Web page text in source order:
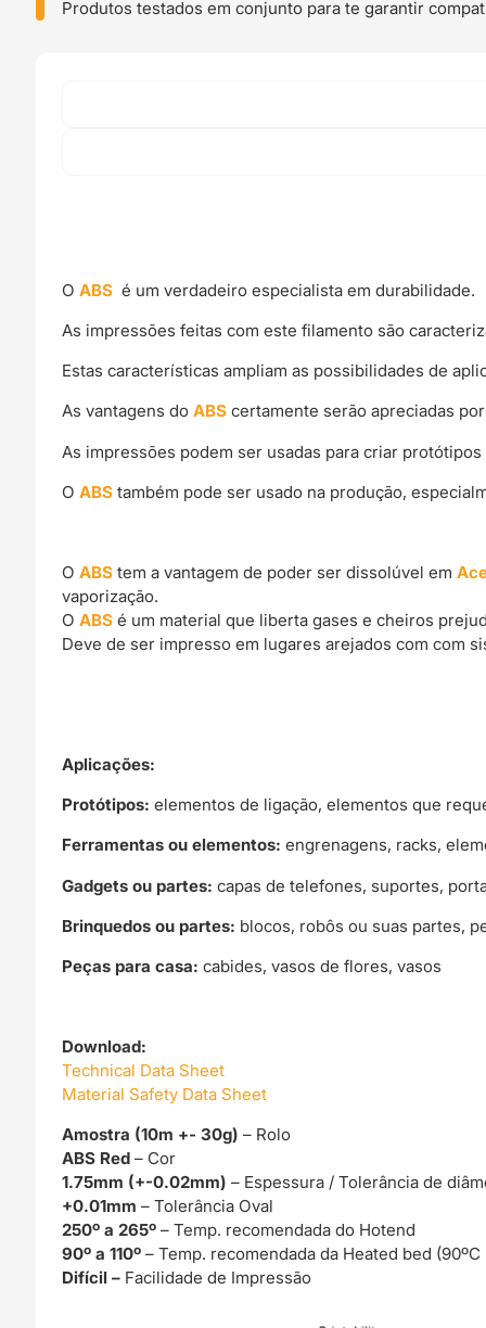
Produtos testados em conjunto para te garantir
OABS é um verdadeiro especialista em durabilidade.
As impressões feitas com este filamento são
Estas características ampliam as possibilidades de
As vantagens doABS certamente serão apreciadas
As impressões podem ser usadas para criar
OABS também pode ser usado na produção,
OABS tem a vantagem de poder ser dissolúvel em
vaporização.
OABS é um material que liberta gases e cheiros
Deve de ser impresso em lugares arejados com com
Aplicações:
Protótipos: elementos de ligação, elementos que
Ferramentas ou elementos: engrenagens, racks,
Gadgets ou partes: capas de telefones, suportes,
Brinquedos ou partes: blocos, robôs ou suas partes,
Peças para casa: cabides, vasos de flores, vasos
Download:
Technical Data Sheet
Material Safety Data Sheet
Amostra (10m +- 30g) – Rolo
ABS Red– Cor
1.75mm (+-0.02mm)– Espessura / Tolerância de
+0.01mm– Tolerância Oval
250º a 265º– Temp. recomendada do Hotend
90º a 110º– Temp. recomendada da Heated bed
Difícil – Facilidade de Impressão